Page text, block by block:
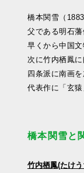
橋本関雪（
父である明石
早くから中国文
次に竹内栖鳳に
四条派に南画を
代表作に「玄猿
橋本関雪と
竹内栖鳳(たけ